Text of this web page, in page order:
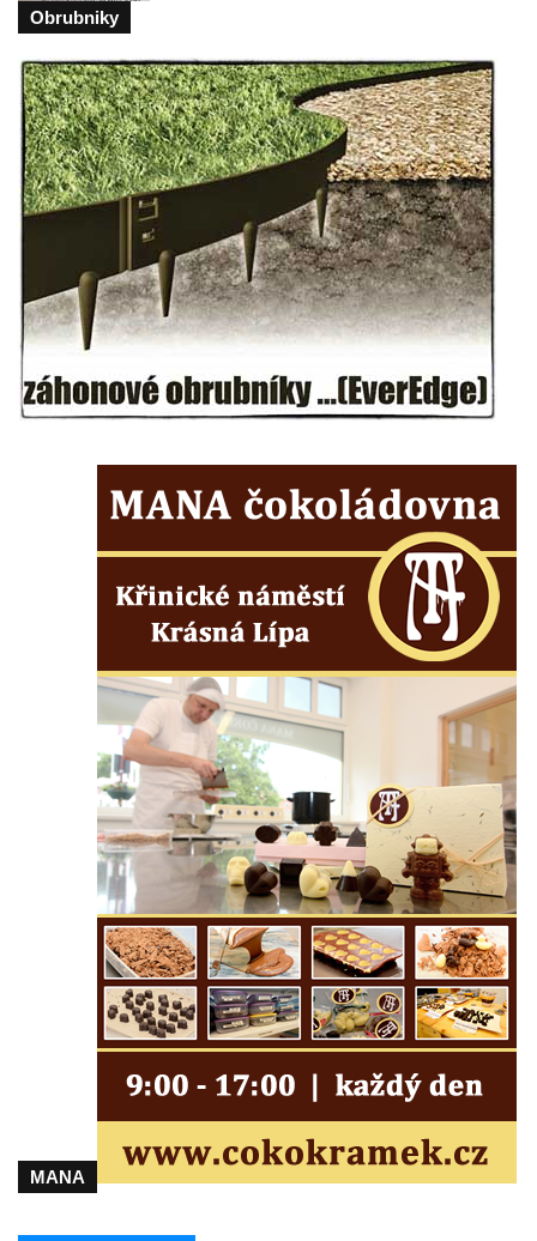
Socha svatého Josefa na nádvoří kláštera
dominikánů v Českých Budějovicích
Socha svaté Anny na nádvoří kláštera
dominikánů v Českých Budějovicích
Socha svatého Dominika na nádvoří
kláštera dominikánů v Českých
Budějovicích
Sousoší Kalvárie před klášterem
dominikánů u Piaristického náměstí v
Českých Budějovicích
Semilech
na radnici v Českých Budějovicích
Pamětní deska na biskupské rezidenci v
biskupské rezidenci v Českých
Budějovicích
Socha žáby u rybníčku na Náměstí v
Kamenném Újezdě
Pamětní kámen družebních obcí Kamenný
Újezd a Krauchthal v parku na Náměstí v
Kamenném Újezdě
Socha na náměstí J. V. Kamarýta ve
Velešíně
Pomník J. V. Kamarýta v Krumlovské ulici ve
Velešíně
Pamětní deska arcibiskupa Micara ve
vstupu do poutního místa Římov
Plastika Koule v Gutenbergově ulici v
domě čp. 37 v ulici Betlém v Římově
Pomník na paměť zrušení roboty v Plavu
Obrubniky
MANA